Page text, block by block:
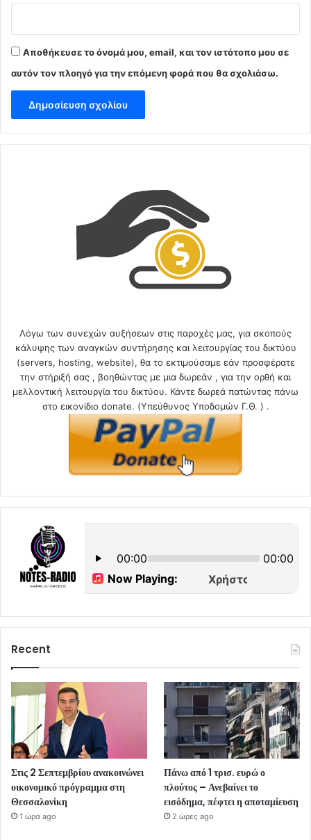
Αποθήκευσε το όνομά μου, email, και τον ιστότοπο μου σε
αυτόν τον πλοηγό για την επόμενη φορά που θα σχολιάσω.
Λόγω των συνεχών αυξήσεων στις παροχές μας, για σκοπούς
κάλυψης των αναγκών συντήρησης και λειτουργίας του δικτύου
(servers, hosting, website), θα το εκτιμούσαμε εάν προσφέρατε
την στήριξή σας , βοηθώντας με μια δωρεάν , για την ορθή και
μελλοντική λειτουργία του δικτύου. Κάντε δωρεά πατώντας πάνω
στο εικονίδιο donate. (Υπεύθυνος Υποδομών Γ.Θ. ) .
Recent
Στις 2 Σεπτεμβρίου ανακοινώνει
οικονομικό πρόγραμμα στη
Θεσσαλονίκη
1 ώρα ago
Πάνω από 1 τρισ. ευρώ ο
πλούτος – Ανεβαίνει το
εισόδημα, πέφτει η αποταμίευση
2 ώρες ago